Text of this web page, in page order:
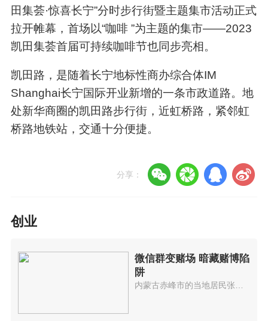
田集荟·惊喜长宁”分时步行街暨主题集市活动正式
拉开帷幕，首场以“咖啡 ”为主题的集市——2023
凯田集荟首届可持续咖啡节也同步亮相。
凯田路，是随着长宁地标性商办综合体IM
Shanghai长宁国际开业新增的一条市政道路。地
处新华商圈的凯田路步行街，近虹桥路，紧邻虹
桥路地铁站，交通十分便捷。
分享：
创业
微信群变赌场 暗藏赌博陷
阱
内蒙古赤峰市的当地居民张某被朋...